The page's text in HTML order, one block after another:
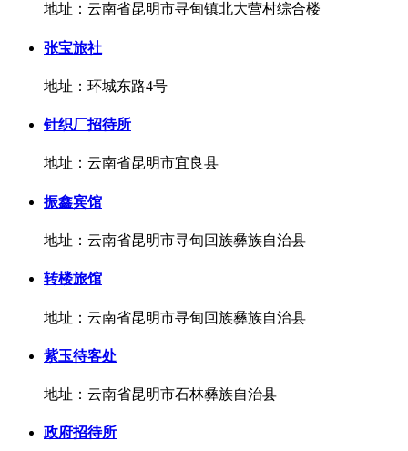
地址：云南省昆明市寻甸镇北大营村综合楼
张宝旅社
地址：环城东路4号
针织厂招待所
地址：云南省昆明市宜良县
振鑫宾馆
地址：云南省昆明市寻甸回族彝族自治县
转楼旅馆
地址：云南省昆明市寻甸回族彝族自治县
紫玉待客处
地址：云南省昆明市石林彝族自治县
政府招待所